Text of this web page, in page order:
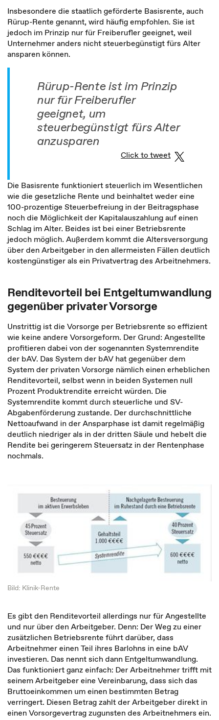
Insbesondere die staatlich geförderte Basisrente, auch
Rürup-Rente genannt, wird häufig empfohlen. Sie ist
jedoch im Prinzip nur für Freiberufler geeignet, weil
Unternehmer anders nicht steuerbegünstigt fürs Alter
ansparen können.
Rürup-Rente ist im Prinzip
nur für Freiberufler
geeignet, um
steuerbegünstigt fürs Alter
anzusparen
Click to tweet
Die Basisrente funktioniert steuerlich im Wesentlichen
wie die gesetzliche Rente und beinhaltet weder eine
100-prozentige Steuerbefreiung in der Beitragsphase
noch die Möglichkeit der Kapitalauszahlung auf einen
Schlag im Alter. Beides ist bei einer Betriebsrente
jedoch möglich. Außerdem kommt die Altersversorgung
über den Arbeitgeber in den allermeisten Fällen deutlich
kostengünstiger als ein Privatvertrag des Arbeitnehmers.
Renditevorteil bei Entgeltumwandlung
gegenüber privater Vorsorge
Unstrittig ist die Vorsorge per Betriebsrente so effizient
wie keine andere Vorsorgeform. Der Grund: Angestellte
profitieren dabei von der sogenannten Systemrendite
der bAV. Das System der bAV hat gegenüber dem
System der privaten Vorsorge nämlich einen erheblichen
Renditevorteil, selbst wenn in beiden Systemen null
Prozent Produktrendite erreicht würden. Die
Systemrendite kommt durch steuerliche und SV-
Abgabenförderung zustande. Der durchschnittliche
Nettoaufwand in der Ansparphase ist damit regelmäßig
deutlich niedriger als in der dritten Säule und hebelt die
Rendite bei geringerem Steuersatz in der Rentenphase
nochmals.
Bild: Klinik-Rente
Es gibt den Renditevorteil allerdings nur für Angestellte
und nur über den Arbeitgeber. Denn: Der Weg zu einer
zusätzlichen Betriebsrente führt darüber, dass
Arbeitnehmer einen Teil ihres Barlohns in eine bAV
investieren. Das nennt sich dann Entgeltumwandlung.
Das funktioniert ganz einfach: Der Arbeitnehmer trifft mit
seinem Arbeitgeber eine Vereinbarung, dass sich das
Bruttoeinkommen um einen bestimmten Betrag
verringert. Diesen Betrag zahlt der Arbeitgeber direkt in
einen Vorsorgevertrag zugunsten des Arbeitnehmers ein.